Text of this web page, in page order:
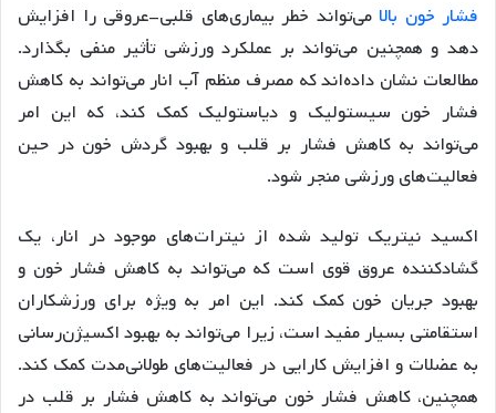
فشار خون بالا می‌تواند خطر بیماری‌های قلبی-عروقی را افزایش
دهد و همچنین می‌تواند بر عملکرد ورزشی تأثیر منفی بگذارد.
مطالعات نشان داده‌اند که مصرف منظم آب انار می‌تواند به کاهش
فشار خون سیستولیک و دیاستولیک کمک کند، که این امر
می‌تواند به کاهش فشار بر قلب و بهبود گردش خون در حین
فعالیت‌های ورزشی منجر شود.
اکسید نیتریک تولید شده از نیترات‌های موجود در انار، یک
گشادکننده عروق قوی است که می‌تواند به کاهش فشار خون و
بهبود جریان خون کمک کند. این امر به ویژه برای ورزشکاران
استقامتی بسیار مفید است، زیرا می‌تواند به بهبود اکسیژن‌رسانی
به عضلات و افزایش کارایی در فعالیت‌های طولانی‌مدت کمک کند.
همچنین، کاهش فشار خون می‌تواند به کاهش فشار بر قلب در